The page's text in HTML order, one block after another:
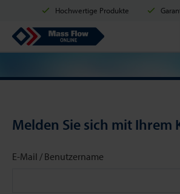
Hochwertige Produkte
Versand innerhalb von 2 Werktagen
Zahlungsmöglichkeiten: Kreditkarte, PayPal
Mass Flow Online
Melden Sie sich mit Ihrem
E-Mail / Benutzername